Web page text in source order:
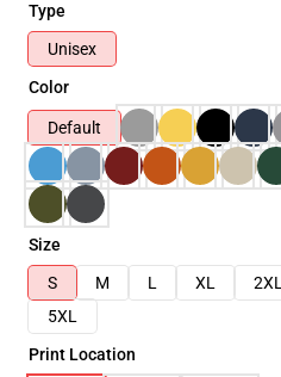
Type
Unisex
Color
Default
Size
S
M L XL 2XL
5XL
Print Location